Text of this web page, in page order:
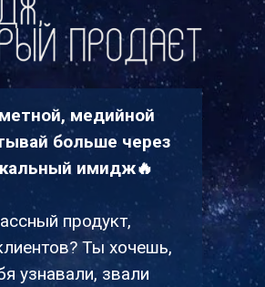
медийной
больше через
имидж🔥
продукт,
Ты хочешь,
узнавали, звали